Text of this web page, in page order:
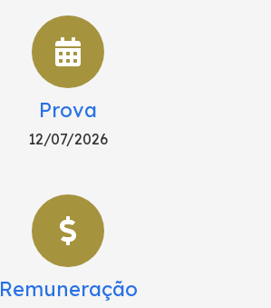
Prova
12/07/2026
Remuneração